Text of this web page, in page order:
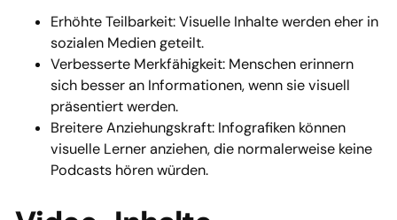
Erhöhte Teilbarkeit: Visuelle Inhalte werden eher in
sozialen Medien geteilt.
Verbesserte Merkfähigkeit: Menschen erinnern
sich besser an Informationen, wenn sie visuell
präsentiert werden.
Breitere Anziehungskraft: Infografiken können
visuelle Lerner anziehen, die normalerweise keine
Podcasts hören würden.